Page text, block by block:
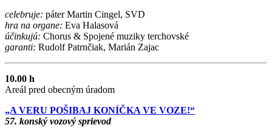
celebruje: páter Martin Cingel, SVD
hra na organe: Eva Halasová
účinkujú: Chorus & Spojené muziky terchovské
garanti: Rudolf Patrnčiak, Marián Zajac
10.00 h
Areál pred obecným úradom
„A VERU POŠIBAJ KONÍČKA VE VOZE!“
57. konský vozový sprievod